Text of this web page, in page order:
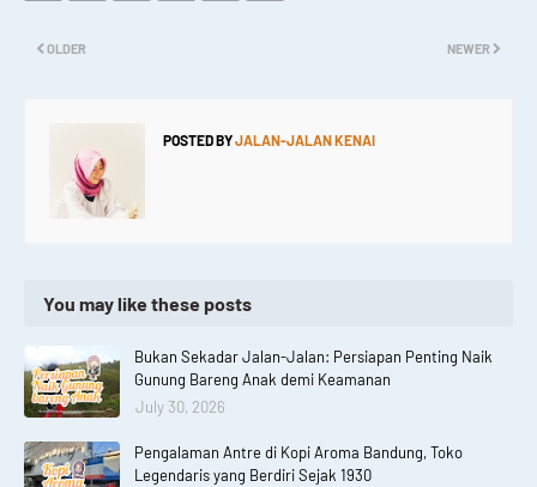
NEWER
OLDER
POSTED BYJALAN-JALAN KENAI
You may like these posts
Bukan Sekadar Jalan-Jalan: Persiapan Penting Naik
Gunung Bareng Anak demi Keamanan
July 30, 2026
Pengalaman Antre di Kopi Aroma Bandung, Toko
Legendaris yang Berdiri Sejak 1930